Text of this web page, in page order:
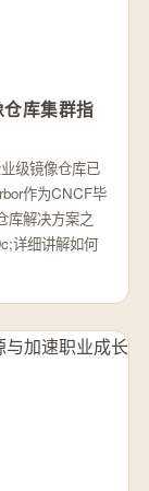
库集群指
级镜像仓库已
作为CNCF毕
库解决方案之
详细讲解如何